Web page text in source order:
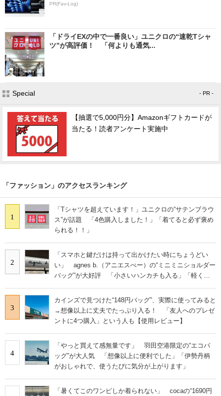
PR(Fav-Log)
「ドライEXの中で一番良い」ユニクロの“速乾Tシャ
ツ”が高評価！ 「何よりも通気...
Special - PR -
【抽選で5,000円分】Amazonギフトカードが
当たる！読者アンケート実施中
「ファッション」のアクセスランキング
1
「Tシャツを超えています！」ユニクロの“サテンブラウ
ス”が話題 「4色購入しました！」「着てると必ず褒め
られる！！」
2
「スマホと鍵だけは持って出かけたい時にちょうどい
い」 agnes b.（アニエスべー）の“ミニミニショルダー
バッグ”が大好評 「小さいハンカチも入る」「軽くて
3
カインズで見つけた“148円バッグ”、実際に使ってみると
→想像以上に丈夫でたっぷり入る！ 「友人へのプレゼ
ントに4つ購入」という人も【使用レビュー】
4
「やっと買えて感無量です」 羽田空港限定の“エコバ
ッグ”が大人気 「想像以上に便利でした」「伊勢丹柄
がおしゃれで、使うたびに気分が上がります」
「暑くてこのワンピしか着られない」 cocaの“1690円